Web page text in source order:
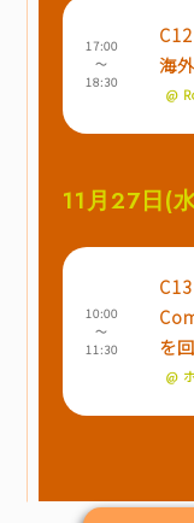
17:00
～
18:30
海
@
11月27日(
10:00
～
11:30
を
@